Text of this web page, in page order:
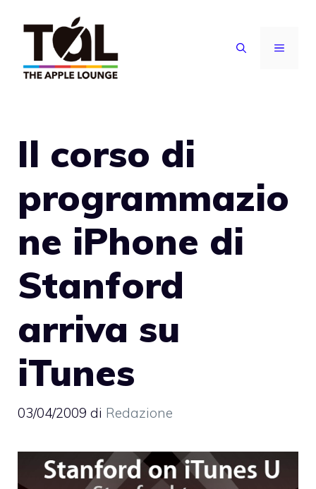
contenuto
MENU
Il corso di
programmazio
ne iPhone di
Stanford
arriva su
iTunes
03/04/2009 di Redazione